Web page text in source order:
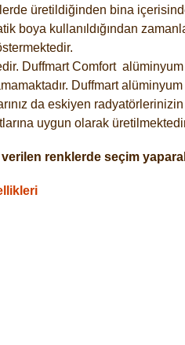
üretildiğinden bina
boya kullanıldığından
DuffmartComfort
Duffmart
da eskiyen
uygun olarak
renklerde seçim